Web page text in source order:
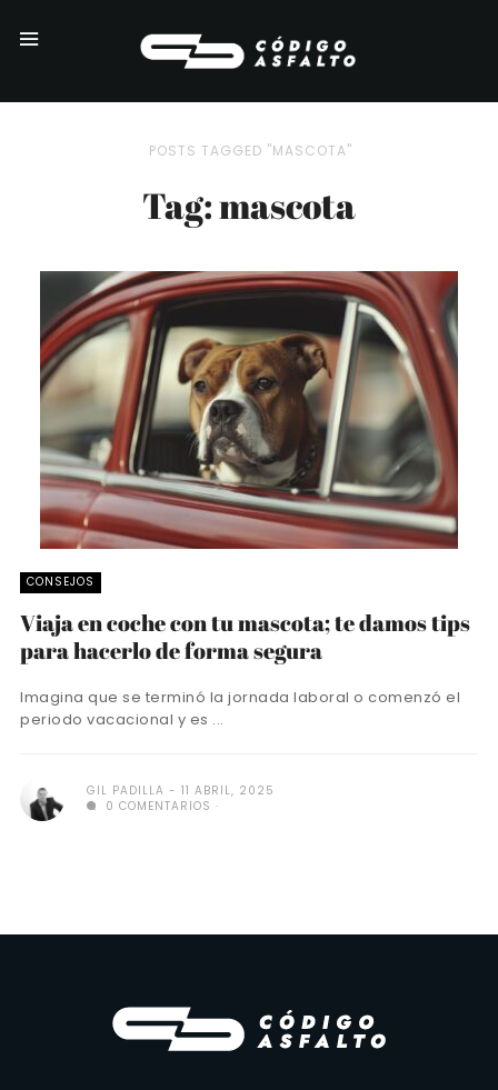
POSTS TAGGED "MASCOTA"
Tag: mascota
CONSEJOS
Viaja en coche con tu mascota; te damos tips
para hacerlo de forma segura
Imagina que se terminó la jornada laboral o comenzó el
periodo vacacional y es ...
GIL PADILLA
11 ABRIL, 2025
0 COMENTARIOS